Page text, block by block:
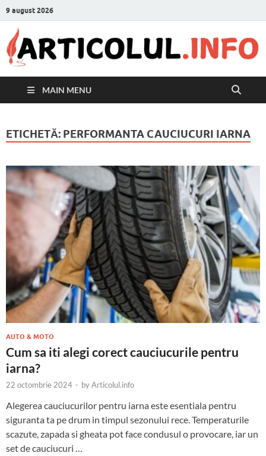
9 august 2026
MAIN MENU
ETICHETĂ: PERFORMANTA CAUCIUCURI IARNA
AUTO & MOTO
Cum sa iti alegi corect cauciucurile pentru
iarna?
22 octombrie 2024 - byArticolul.info
Alegerea cauciucurilor pentru iarna este esentiala pentru
siguranta ta pe drum in timpul sezonului rece. Temperaturile
scazute, zapada si gheata pot face condusul o provocare, iar un
set de cauciucuri …